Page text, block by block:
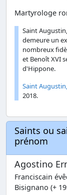
Martyrologe
Saint
demeure un
nombreux
et Benoît XVI
d'Hippone.
Saint
2018.
Saints ou
prénom
Agostino
Franciscain
Bisignano (+